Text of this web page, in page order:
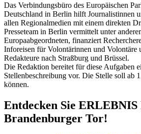
Das Verbindungsbüro des Europäischen
Deutschland in Berlin hilft Journalistinnen
allen Regionalmedien mit einem direkten
Presseteam in Berlin vermittelt unter
Europaabgeordneten, finanziert
Inforeisen für Volontärinnen und Volontäre
Redakteure nach Straßburg und Brüssel.
Die Redaktion bereitet für diese Aufgaben
Stellenbeschreibung vor. Die Stelle soll ab
können.
Entdecken Sie ERLEBNIS
Brandenburger Tor!